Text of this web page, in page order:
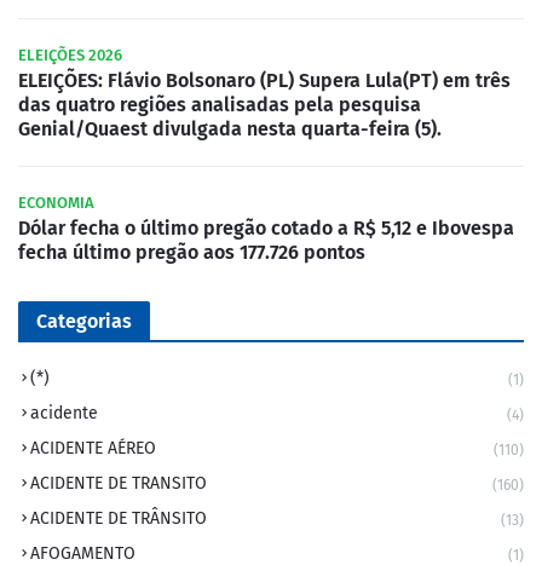
ELEIÇÕES 2026
ELEIÇÕES: Flávio Bolsonaro (PL) Supera Lula(PT) em três
das quatro regiões analisadas pela pesquisa
Genial/Quaest divulgada nesta quarta-feira (5).
ECONOMIA
Dólar fecha o último pregão cotado a R$ 5,12 e Ibovespa
fecha último pregão aos 177.726 pontos
Categorias
(*) (1)
acidente (4)
ACIDENTE AÉREO (110)
ACIDENTE DE TRANSITO (160)
ACIDENTE DE TRÂNSITO (13)
AFOGAMENTO (1)